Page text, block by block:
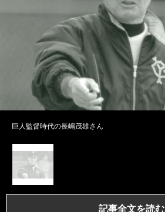
巨人監督時代の長嶋茂雄さん
記事全文を読む